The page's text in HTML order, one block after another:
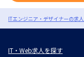
ITエンジニア・デザイナーの求
IT・Web求人を探す